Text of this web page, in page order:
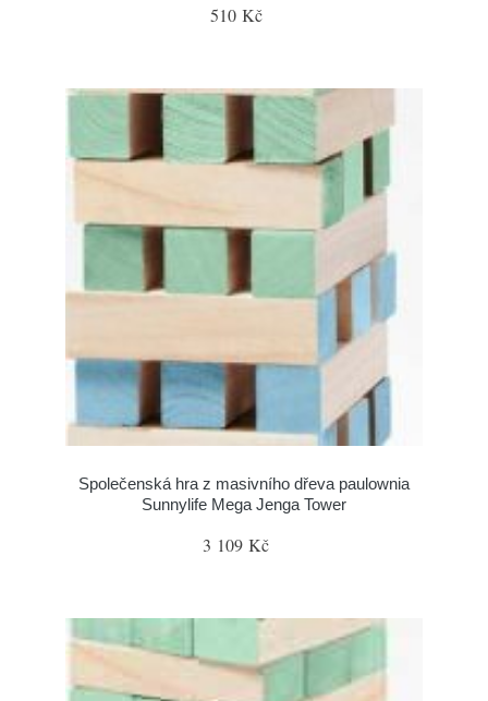
510 Kč
Společenská hra z masivního dřeva paulownia
Sunnylife Mega Jenga Tower
3 109 Kč